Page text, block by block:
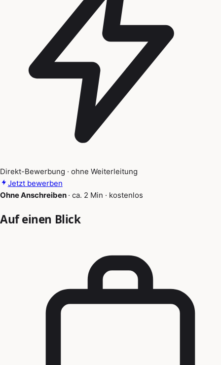
Direkt-Bewerbung · ohne Weiterleitung
Jetzt bewerben
Ohne Anschreiben · ca. 2 Min · kostenlos
Auf einen Blick